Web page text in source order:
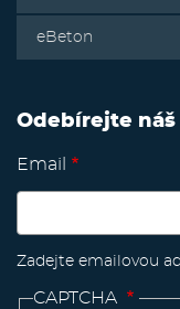
eBeton
Odebírejte
Email
Zadejte emailovou
CAPTCHA